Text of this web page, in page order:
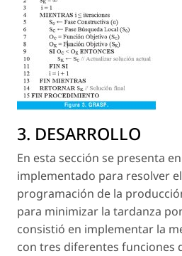
3. DESARROLLO
En esta sección se presenta
implementado para resolver
programación de la
para minimizar la tardanza
consistió en implementar la
con tres diferentes funciones